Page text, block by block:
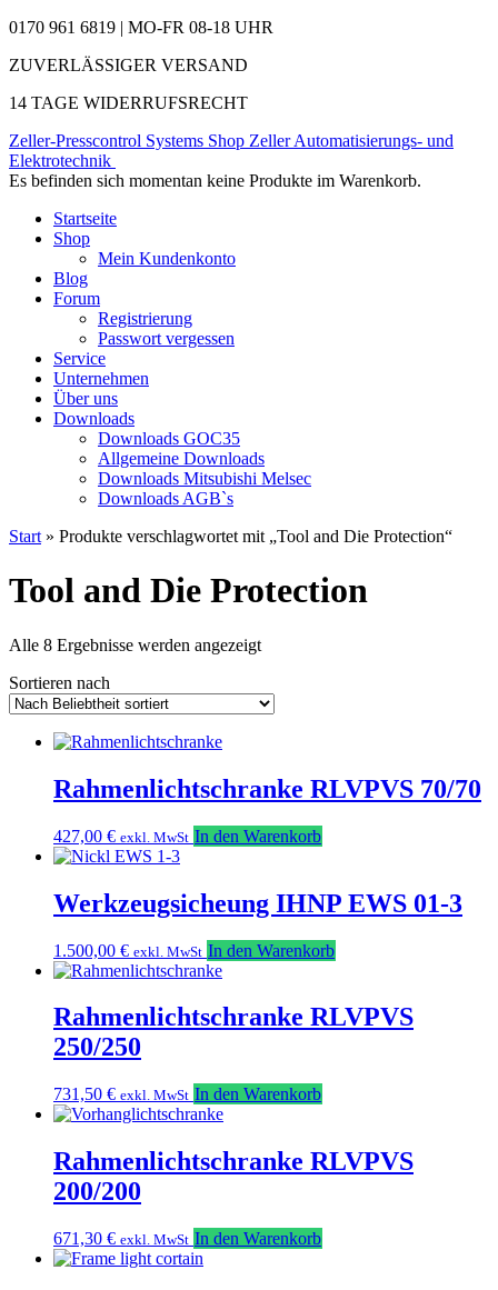
0170 961 6819 | MO-FR 08-18 UHR
ZUVERLÄSSIGER VERSAND
14 TAGE WIDERRUFSRECHT
Zeller-Presscontrol Systems Shop Zeller Automatisierungs- und
Elektrotechnik
Es befinden sich momentan keine Produkte im Warenkorb.
Startseite
Shop
Mein Kundenkonto
Blog
Forum
Registrierung
Passwort vergessen
Service
Unternehmen
Über uns
Downloads
Downloads GOC35
Allgemeine Downloads
Downloads Mitsubishi Melsec
Downloads AGB`s
Start » Produkte verschlagwortet mit „Tool and Die Protection“
Tool and Die Protection
Alle 8 Ergebnisse werden angezeigtNach
Sortieren nach
Rahmenlichtschranke RLVPVS 70/70
427,00 € exkl. MwSt In den Warenkorb
Werkzeugsicheung IHNP EWS 01-3
1.500,00 € exkl. MwSt In den Warenkorb
Rahmenlichtschranke RLVPVS
250/250
731,50 € exkl. MwSt In den Warenkorb
Rahmenlichtschranke RLVPVS
200/200
671,30 € exkl. MwSt In den Warenkorb